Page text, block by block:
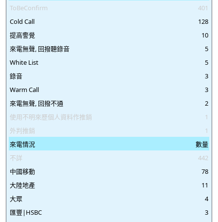
ToBeConfirm
401
Cold Call
128
提高警覺
10
來電無聲, 回撥聽錄音
5
White List
5
錄音
3
Warm Call
3
來電無聲, 回撥不通
2
使用不明來歷個人資料作推銷
1
外判推銷
1
來電情況
數量
不詳
442
中國移動
78
大陸地產
11
大眾
4
匯豐|HSBC
3